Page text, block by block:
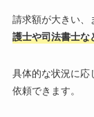
請求額が大きい、
護士や司法書士な
具体的な状況に応
依頼できます。